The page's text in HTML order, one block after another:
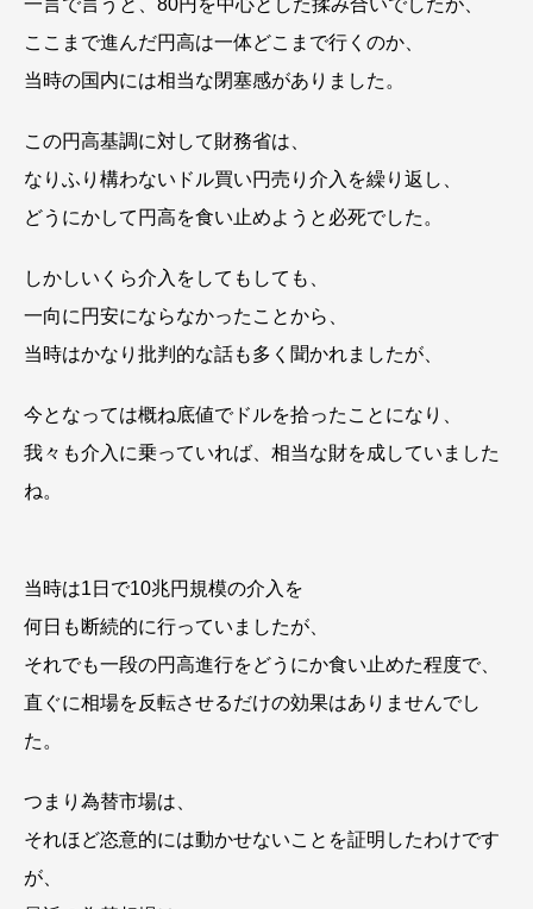
一言で言うと、80円を中心とした揉み合いでしたが、
ここまで進んだ円高は一体どこまで行くのか、
当時の国内には相当な閉塞感がありました。
この円高基調に対して財務省は、
なりふり構わないドル買い円売り介入を繰り返し、
どうにかして円高を食い止めようと必死でした。
しかしいくら介入をしてもしても、
一向に円安にならなかったことから、
当時はかなり批判的な話も多く聞かれましたが、
今となっては概ね底値でドルを拾ったことになり、
我々も介入に乗っていれば、相当な財を成していました
ね。
当時は1日で10兆円規模の介入を
何日も断続的に行っていましたが、
それでも一段の円高進行をどうにか食い止めた程度で、
直ぐに相場を反転させるだけの効果はありませんでし
た。
つまり為替市場は、
それほど恣意的には動かせないことを証明したわけです
が、